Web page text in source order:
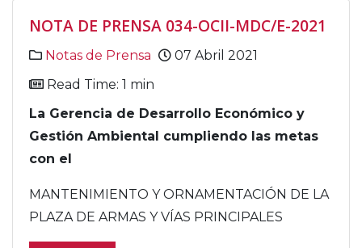
NOTA DE PRENSA 034-OCII-MDC/E-2021
Notas de Prensa
07 Abril 2021
Read Time: 1 min
La Gerencia de Desarrollo Económico y
Gestión Ambiental cumpliendo las metas
con el
MANTENIMIENTO Y ORNAMENTACIÓN DE LA
PLAZA DE ARMAS Y VÍAS PRINCIPALES